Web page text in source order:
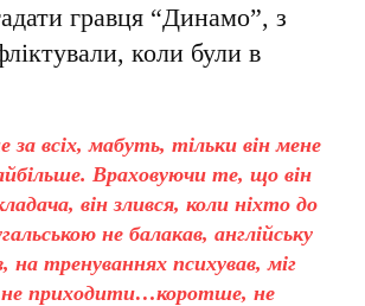
гравця “Динамо”, з
коли були в
за всіх, мабуть, тільки він мене
Враховуючи те, що він
він злився, коли ніхто до
не балакав, англійську
на тренуваннях психував, міг
приходити…коротше, не